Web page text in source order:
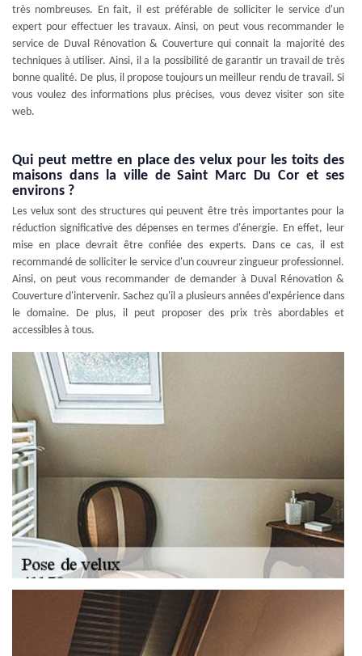
très nombreuses. En fait, il est préférable de solliciter le service d'un
expert pour effectuer les travaux. Ainsi, on peut vous recommander le
service de Duval Rénovation & Couverture qui connait la majorité des
techniques à utiliser. Ainsi, il a la possibilité de garantir un travail de très
bonne qualité. De plus, il propose toujours un meilleur rendu de travail. Si
vous voulez des informations plus précises, vous devez visiter son site
web.
Qui peut mettre en place des velux pour les toits des
maisons dans la ville de Saint Marc Du Cor et ses
environs ?
Les velux sont des structures qui peuvent être très importantes pour la
réduction significative des dépenses en termes d'énergie. En effet, leur
mise en place devrait être confiée des experts. Dans ce cas, il est
recommandé de solliciter le service d'un couvreur zingueur professionnel.
Ainsi, on peut vous recommander de demander à Duval Rénovation &
Couverture d'intervenir. Sachez qu'il a plusieurs années d'expérience dans
le domaine. De plus, il peut proposer des prix très abordables et
accessibles à tous.